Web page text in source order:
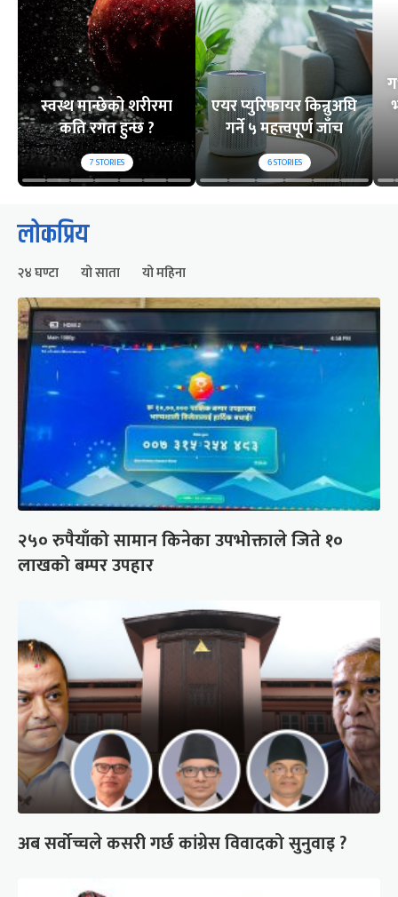
स्वस्थ मान्छेको शरीरमा
कति रगत हुन्छ ?
7STORIES
एयर प्युरिफायर किन्नुअघि
गर्ने ५ महत्त्वपूर्ण जाँच
6STORIES
लोकप्रिय
२४ घण्टा यो साता यो महिना
२५० रुपैयाँको सामान किनेका उपभोक्ताले जिते १०
लाखको बम्पर उपहार
अब सर्वोच्चले कसरी गर्छ कांग्रेस विवादको सुनुवाइ ?